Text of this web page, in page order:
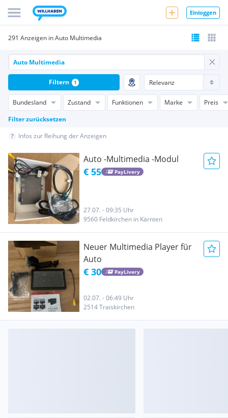
Einloggen
291 Anzeigen in Auto Multimedia
Bundesland Zustand Funktionen Marke
Preis
Filter zurücksetzen
Filtern 1
Infos zur Reihung der Anzeigen
Auto -Multimedia -Modul
€ 55 PayLivery
27.07. - 09:35 Uhr
9560 Feldkirchen in Kärnten
Neuer Multimedia Player für
Auto
€ 30 PayLivery
02.07. - 06:49 Uhr
2514 Traiskirchen